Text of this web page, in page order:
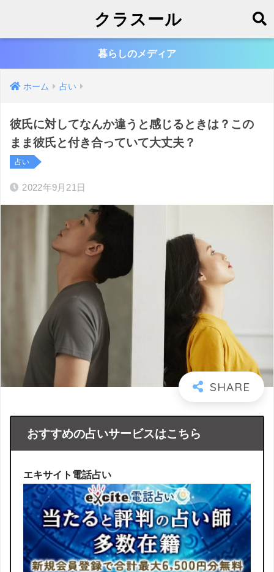
クラスール
暮らしのメディア
ホーム 占い
彼氏に対してなんか違うと感じるときは？この
まま彼氏と付き合っていて大丈夫？
占い
2022年9月21日
おすすめの占いサービスはこちら
エキサイト電話占い